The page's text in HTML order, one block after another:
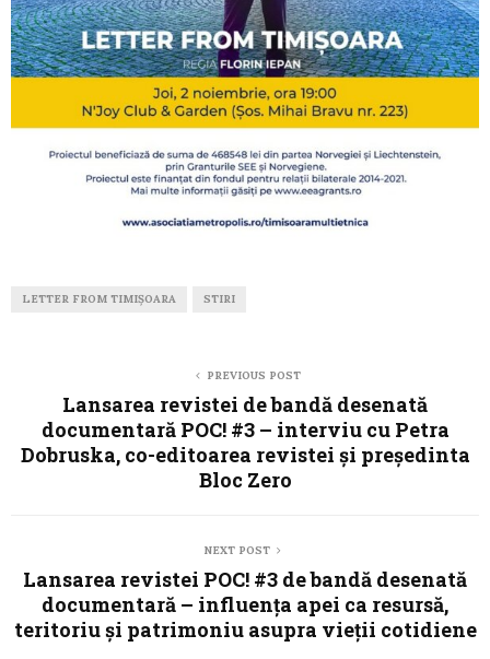
LETTER FROM TIMIȘOARA STIRI
PREVIOUS POST
Lansarea revistei de bandă desenată
documentară POC! #3 – interviu cu Petra
Dobruska, co-editoarea revistei și președinta
Bloc Zero
NEXT POST
Lansarea revistei POC! #3 de bandă desenată
documentară – influența apei ca resursă,
teritoriu și patrimoniu asupra vieții cotidiene